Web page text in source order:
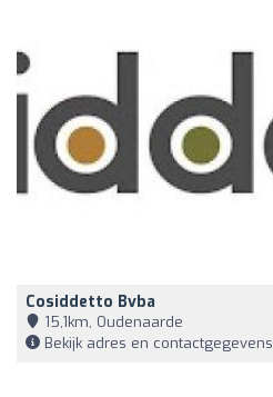
Cosiddetto Bvba
15,1km, Oudenaarde
Bekijk adres en contactgegevens